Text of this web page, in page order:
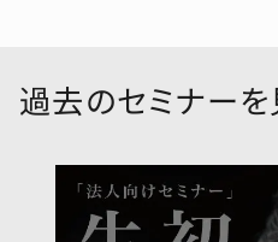
過去のセミナーを